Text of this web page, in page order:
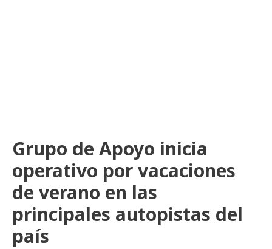
Grupo de Apoyo inicia
operativo por vacaciones
de verano en las
principales autopistas del
país